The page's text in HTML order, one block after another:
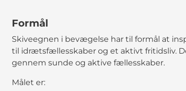
Formål
Skiveegnen i bevægelse har til formål at
til idrætsfællesskaber og et aktivt fritidsliv.
gennem sunde og aktive fællesskaber.
Målet er: